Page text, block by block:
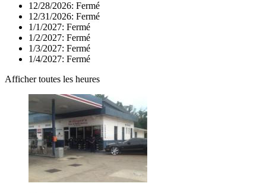
12/28/2026: Fermé
12/31/2026: Fermé
1/1/2027: Fermé
1/2/2027: Fermé
1/3/2027: Fermé
1/4/2027: Fermé
Afficher toutes les heures